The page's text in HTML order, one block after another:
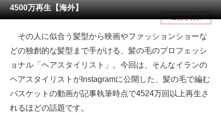
メディア
注目記事を集めた総合ページ
ITの今と未来を見通す
スマホと通信の最新トレンド
進化するPCとデバイスの未来
好きが集まる 比べて選べる
4500万再生【海外】
目次を表示
その人に似合う髪型から映画やファッションショーな
どの独創的な髪型まで手がける、髪の毛のプロフェッシ
ョナル「ヘアスタイリスト」。今回は、そんなイランの
ヘアスタイリストがInstagramに公開した、髪の毛で編む
バスケットの動画が記事執筆時点で4524万回以上再生さ
れるほどの話題です。